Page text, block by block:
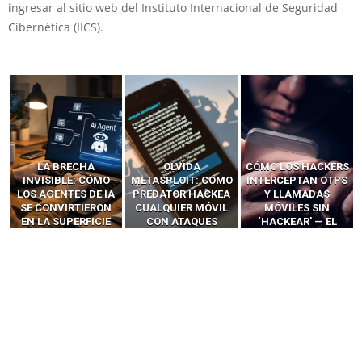
ingresar al sitio web del Instituto Internacional de Seguridad
Cibernética (IICS).
LA BRECHA
INVISIBLE: CÓMO
LOS AGENTES DE IA
SE CONVIRTIERON
EN LA SUPERFICIE
OLVIDA
METASPLOIT: CÓMO
PREDATOR HACKEA
CUALQUIER MÓVIL
CON ATAQUES
CÓMO LOS HACKERS
INTERCEPTAN OTPS
Y LLAMADAS
MÓVILES SIN
‘HACKEAR’ — EL